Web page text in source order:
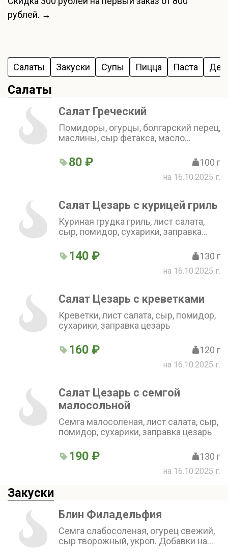
рублей. →
Салаты Закуски Супы Пицца Паста
Салаты
Салат Греческий
Помидоры, огурцы, болгарский перец,
маслины, сыр фетакса, масло
80 ₽ 100 г
на 16.10.2025 г.
Салат Цезарь с курицей гриль
Куриная грудка гриль, лист салата,
сыр, помидор, сухарики, заправка
140 ₽ 130 г
на 16.10.2025 г.
Салат Цезарь с креветками
Креветки, лист салата, сыр, помидор,
сухарики, заправка цезарь
160 ₽ 120 г
на 16.10.2025 г.
Салат Цезарь с семгой
малосольной
Семга малосоленая, лист салата, сыр,
помидор, сухарики, заправка цезарь
190 ₽ 130 г
на 16.10.2025 г.
Закуски
Блин Филадельфия
Семга слабосоленая, огурец свежий,
сыр творожный, укроп. Добавки на